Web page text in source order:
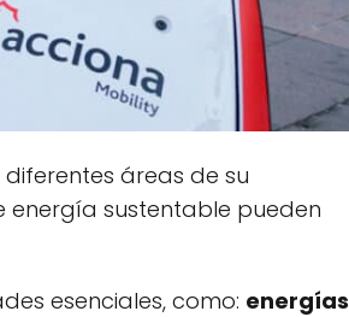
áreas de su
energía sustentable pueden
esenciales, como: energías